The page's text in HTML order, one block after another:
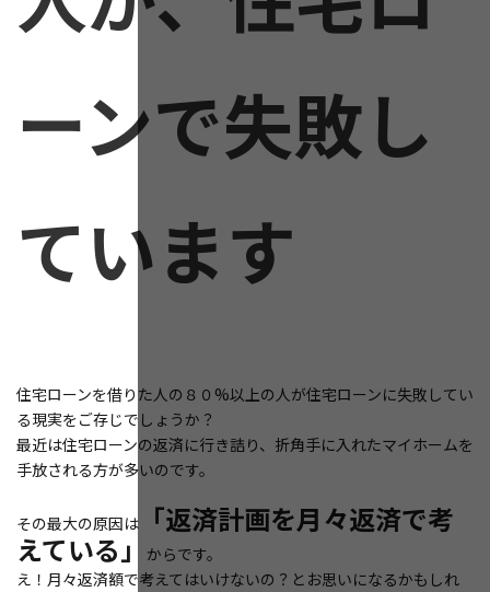
ーンで失敗し
ています
住宅ローンを借りた人の８０%以上の人が住宅ローンに失敗してい
る現実をご存じでしょうか？
最近は住宅ローンの返済に行き詰り、折角手に入れたマイホームを
手放される方が多いのです。
その最大の原因は
「返済計画を月々返済で考
えている」
からです。
え！月々返済額で考えてはいけないの？とお思いになるかもしれ